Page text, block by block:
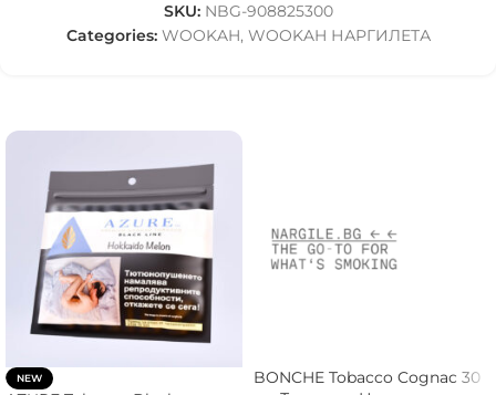
SKU: NBG-908825300
Categories: WOOKAH, WOOKAH НАРГИЛЕТА
NEW
BONCHE Tobacco Cognac 30